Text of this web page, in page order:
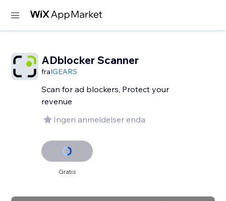
ADblocker Scanner
fraIGEARS
Scan for ad blockers, Protect your
revenue
Ingen anmeldelser enda
Gratis